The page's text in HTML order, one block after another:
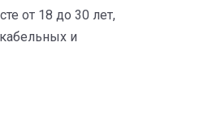
от 18 до 30 лет,
и